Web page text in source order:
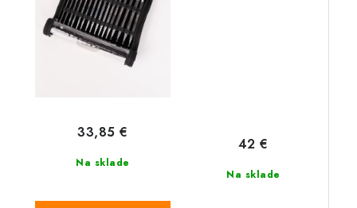
Na sklade
33,85 €
Na sklade
42 €